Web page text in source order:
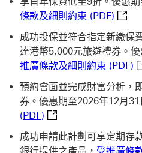
條款及細則約束 (PDF) 受推
成功投保並符合指定新繳保
達港幣5,000元旅遊禮券。
推廣條款及細則約束 (PDF)
預約會面並完成財富分析，
券。優惠期至2026年12月31
(PDF) 受推廣條款及細則約
成功申請此計劃可享定期存
銀行提供之產品， 受推廣條